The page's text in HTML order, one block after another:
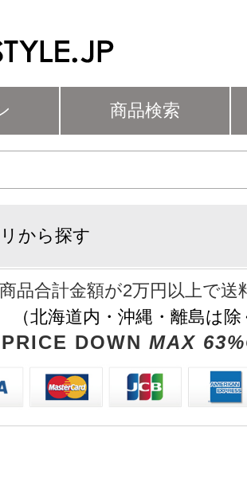
商品検索
から探す
商品合計金額が2万円以上で送
（北海道内・沖縄・離島は
PRICE DOWN MAX